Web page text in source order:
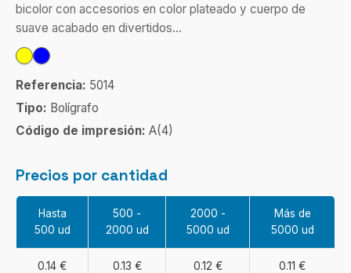
bicolor con accesorios en color plateado y cuerpo de
suave acabado en divertidos...
Referencia: 5014
Tipo: Bolígrafo
Código de impresión: A(4)
Precios por cantidad
Hasta
500 ud
500 -
2000 ud
2000 -
5000 ud
Más de
5000 ud
0.14 € 0.13 € 0.12 € 0.11 €